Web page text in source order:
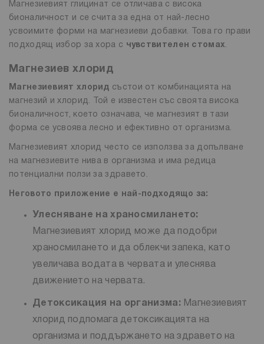
Магнезиевият глицинат се отличава с висока
бионаличност и се счита за една от най-лесно
усвоимите форми на магнезиеви добавки. Това го прави
подходящ избор за хора с чувствителен стомах.
Магнезиев хлорид
Магнезиевият хлорид състои от комбинацията на
магнезий и хлорид. Той е известен със своята висока
бионаличност, което означава, че магнезият в тази
форма се усвоява лесно и ефективно от организма.
Магнезиевият хлорид често се използва за допълване
на магнезиевите нива в организма и има редица
потенциални ползи за здравето.
Неговото приложение е най-подходящо за:
Улесняване на храносмилането:
Магнезиевият хлорид може да подобри
храносмилането и да облекчи запека, като
увеличава водата в червата и улеснява
движението на червата.
Детоксикация на организма: Магнезиевият
хлорид подпомага детоксикацията на
организма и поддържането на здравето на